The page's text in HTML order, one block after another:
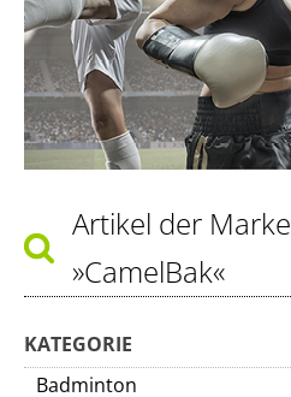
Artikel der Marke
»CamelBak«
KATEGORIE
Badminton